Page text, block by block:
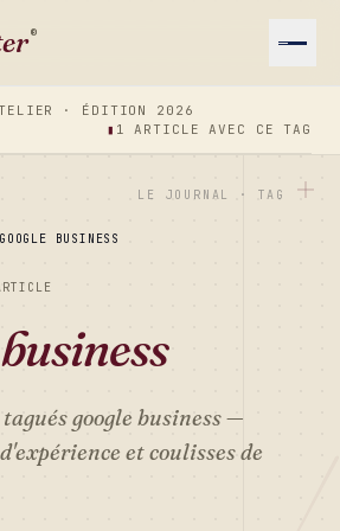
®
· ÉDITION 2026
▮ 1 ARTICLE AVEC CE TAG
LE JOURNAL · TAG
BUSINESS
google business—
et coulisses de